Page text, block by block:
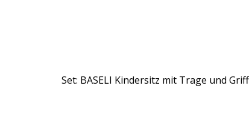
Set: BASELI Kindersitz mit Trage und